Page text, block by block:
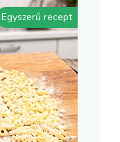
Egyszerű recept